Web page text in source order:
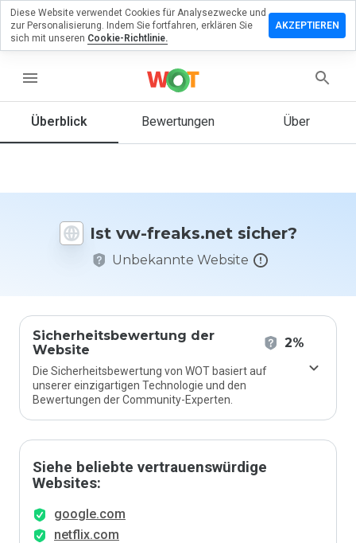
menu
Überblick Bewertungen Über
Ist vw-freaks.net sicher?
Unbekannte Website
Sicherheitsbewertung der
Website
2%
Die Sicherheitsbewertung von WOT basiert auf
unserer einzigartigen Technologie und den
Bewertungen der Community-Experten.
Siehe beliebte vertrauenswürdige
Websites:
google.com
netflix.com
eine
würden
auf einer
Skala von
Diese Website verwendet Cookies für Analysezwecke und
zur Personalisierung. Indem Sie fortfahren, erklären Sie
sich mit unseren Cookie-Richtlinie.
AKZEPTIEREN